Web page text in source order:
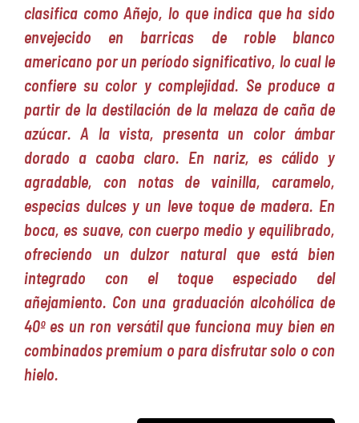
clasifica como Añejo, lo que indica que ha sido
envejecido en barricas de roble blanco
americano por un período significativo, lo cual le
confiere su color y complejidad. Se produce a
partir de la destilación de la melaza de caña de
azúcar. A la vista, presenta un color ámbar
dorado a caoba claro. En nariz, es cálido y
agradable, con notas de vainilla, caramelo,
especias dulces y un leve toque de madera. En
boca, es suave, con cuerpo medio y equilibrado,
ofreciendo un dulzor natural que está bien
integrado con el toque especiado del
añejamiento. Con una graduación alcohólica de
40º es un ron versátil que funciona muy bien en
combinados premium o para disfrutar solo o con
hielo.